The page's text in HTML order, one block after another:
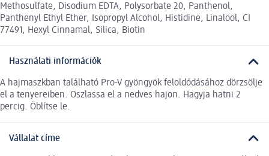
Methosulfate, Disodium EDTA, Polysorbate 20, Panthenol,
Panthenyl Ethyl Ether, Isopropyl Alcohol, Histidine, Linalool, CI
77491, Hexyl Cinnamal, Silica, Biotin
Használati információk
A hajmaszkban található Pro-V gyöngyök feloldódásához dörzsölje
el a tenyereiben. Oszlassa el a nedves hajon. Hagyja hatni 2
percig. Öblítse le.
Vállalat címe